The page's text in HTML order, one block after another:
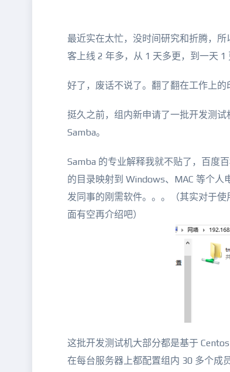
最近实在太忙，没时间研究和折腾，
客上线 2 年多，从 1 天多更，到一天 1
好了，废话不说了。翻了翻在工作上的
挺久之前，组内新申请了一批开发测
Samba。
Samba 的专业解释我就不贴了，百度
的目录映射到 Windows、MAC 等个
发同事的刚需软件。。。（其实对于
面有空再介绍吧）
这批开发测试机大部分都是基于
在每台服务器上都配置组内 30 多个成